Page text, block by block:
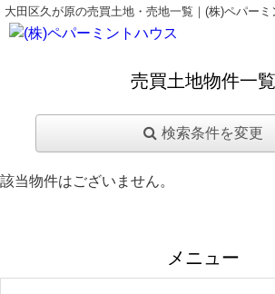
大田区久が原の売買土地・売地一覧｜(株)ペパーミ
売買土地物件一覧
検索条件を変更
該当物件はございません。
メニュー